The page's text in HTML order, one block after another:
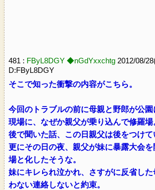
481 : FByL8DGY ◆nGdYxxchtg 2012/08/
D:FByL8DGY
そこで知った衝撃の内容がこちら。
今回のトラブルの前に母親と野郎が公
現場に、なぜか親父が乗り込んで修羅場
後で聞いた話、この日親父は後をつけて
更にその日の夜、親父が妹に暴露大会
場と化したそうな。
妹にキレられ泣かれ、さすがに反省し
わない連絡しないと約束。